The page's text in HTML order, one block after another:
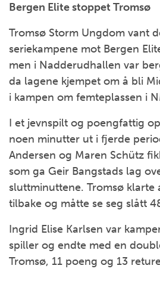
Bergen Elite stoppet Tromsø
Tromsø Storm Ungdom vant
seriekampene mot Bergen
men i Nadderudhallen var
da lagene kjempet om å bli
i kampen om femteplassen i
I et jevnspilt og poengfattig
noen minutter ut i fjerde
Andersen og Maren Schütz
som ga Geir Bangstads lag
sluttminuttene. Tromsø klarte
tilbake og måtte se seg slått
Ingrid Elise Karlsen var
spiller og endte med en
Tromsø, 11 poeng og 13